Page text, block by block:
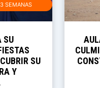
SEMANAS
SU
SU
Y